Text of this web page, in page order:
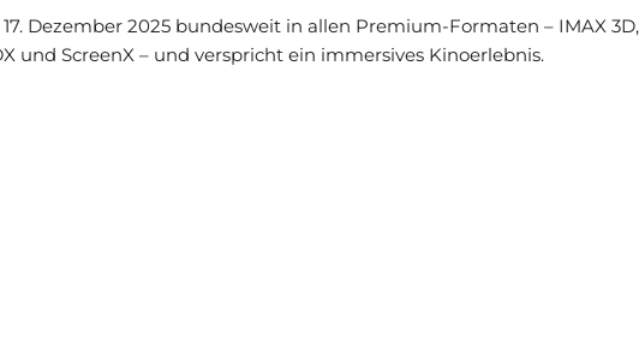
Dezember 2025 bundesweit in allen Premium-Formaten – IMAX 3D,
und ScreenX – und verspricht ein immersives Kinoerlebnis.